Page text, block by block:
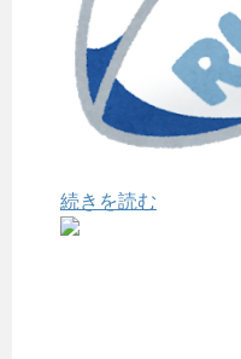
続きを読む